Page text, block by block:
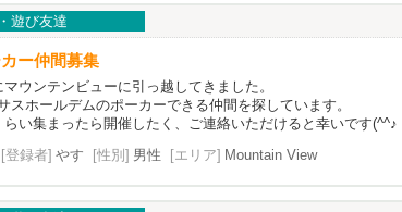
遊び友達
ー仲間募集
マウンテンビューに引っ越してきました。
スホールデムのポーカーできる仲間を探しています。
らい集まったら開催したく、ご連絡いただけると幸いです(^^♪
[登録者] やす [性別] 男性 [エリア] Mountain View